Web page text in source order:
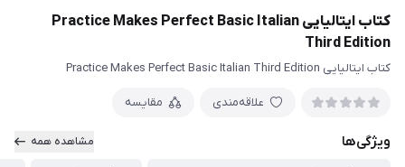
کتاب ایتالیایی Practice Makes Perfect Basic Italian
Third Edition
کتاب ایتالیایی Practice Makes Perfect Basic Italian Third Edition
علاقه‌مندی مقایسه
ویژگی‌ها مشاهده همه